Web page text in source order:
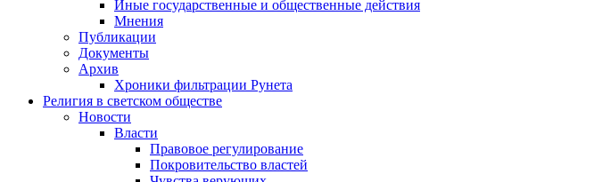
Иные государственные и общественные действия
Мнения
Публикации
Документы
Архив
Хроники фильтрации Рунета
Религия в светском обществе
Новости
Власти
Правовое регулирование
Покровительство властей